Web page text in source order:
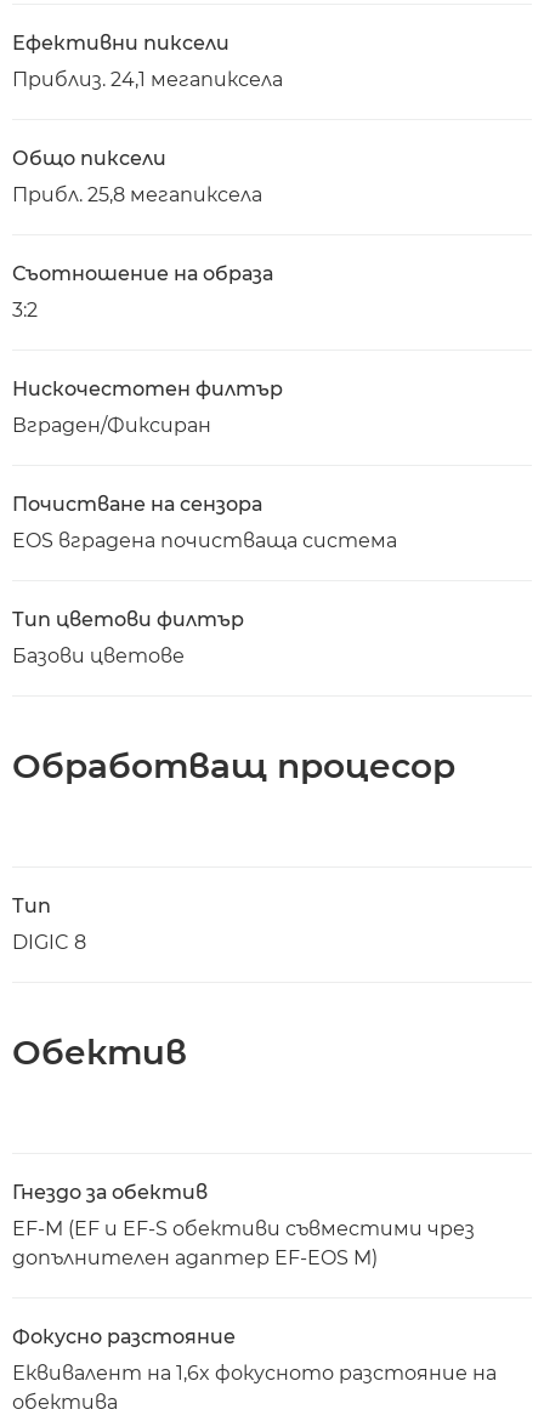
Ефективни пиксели
Приблиз. 24,1 мегапиксела
Общо пиксели
Прибл. 25,8 мегапиксела
Съотношение на образа
3:2
Нискочестотен филтър
Вграден/Фиксиран
Почистване на сензора
EOS вградена почистваща система
Тип цветови филтър
Базови цветове
Обработващ процесор
Тип
DIGIC 8
Обектив
Гнездо за обектив
EF-M (EF и EF-S обективи съвместими чрез
допълнителен адаптер EF-EOS M)
Фокусно разстояние
Еквивалент на 1,6x фокусното разстояние на
обектива